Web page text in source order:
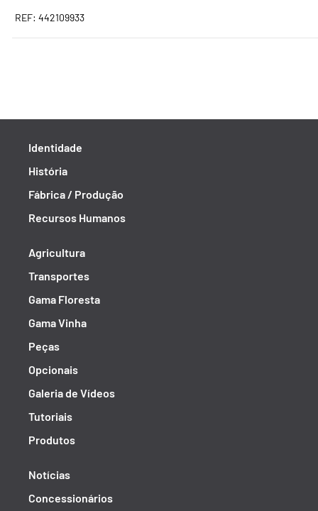
REF: 442109933
Identidade
História
Fábrica / Produção
Recursos Humanos
Agricultura
Transportes
Gama Floresta
Gama Vinha
Peças
Opcionais
Galeria de Vídeos
Tutoriais
Produtos
Notícias
Concessionários